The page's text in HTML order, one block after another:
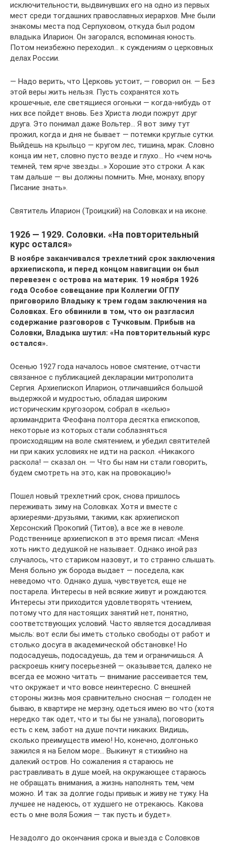
исключительности, выдвинувших его на одно из первых
мест среди тогдашних православных иерархов. Мне были
знакомы места под Серпуховом, откуда был родом
владыка Иларион. Он загорался, вспоминая юность.
Потом неизбежно переходил… к суждениям о церковных
делах России.
— Надо верить, что Церковь устоит, — говорил он. — Без
этой веры жить нельзя. Пусть сохранятся хоть
крошечные, еле светящиеся огоньки — когда-нибудь от
них все пойдет вновь. Без Христа люди пожрут друг
друга. Это понимал даже Вольтер… Я вот зиму тут
прожил, когда и дня не бывает — потемки круглые сутки.
Выйдешь на крыльцо — кругом лес, тишина, мрак. Словно
конца им нет, словно пусто везде и глухо… Но «чем ночь
темней, тем ярче звезды…» Хорошие это строки. А как
там дальше — вы должны помнить. Мне, монаху, впору
Писание знать».
Святитель Иларион (Троицкий) на Соловках и на иконе.
1926 — 1929. Cоловки. «На повторительный
курс остался»
В ноябре заканчивался трехлетний срок заключения
архиепископа, и перед концом навигации он был
перевезен с острова на материк. 19 ноября 1926
года Особое совещание при Коллегии ОГПУ
приговорило Владыку к трем годам заключения на
Соловках. Его обвинили в том, что он разгласил
содержание разговоров с Тучковым. Прибыв на
Соловки, Владыка шутил: «На повторительный курс
остался».
Осенью 1927 года началось новое смятение, отчасти
связанное с публикацией декларации митрополита
Сергия. Архиепископ Иларион, отличавшийся большой
выдержкой и мудростью, обладая широким
историческим кругозором, собрал в «келью»
архимандрита Феофана полтора десятка епископов,
некоторые из которых стали соблазняться
происходящим на воле смятением, и убедил святителей
ни при каких условиях не идти на раскол. «Никакого
раскола! — сказал он. — Что бы нам ни стали говорить,
будем смотреть на это, как на провокацию!»
Пошел новый трехлетний срок, снова пришлось
переживать зиму на Соловках. Хотя и вместе с
архиереями-друзьями, такими, как архиепископ
Херсонский Прокопий (Титов), а все же в неволе.
Родственнице архиепископ в это время писал: «Меня
хоть никто дедушкой не называет. Однако иной раз
случалось, что стариком назовут, и то странно слышать.
Меня больно уж борода выдает — поседела, как
неведомо что. Однако душа, чувствуется, еще не
постарела. Интересы в ней всякие живут и рождаются.
Интересы эти приходится удовлетворять чтением,
потому что для настоящих занятий нет, понятно,
соответствующих условий. Часто является досадливая
мысль: вот если бы иметь столько свободы от работ и
столько досуга в академической обстановке! Но
подосадуешь, подосадуешь, да тем и ограничишься. А
раскроешь книгу посерьезней — оказывается, далеко не
всегда ее можно читать — внимание рассеивается тем,
что окружает и что вовсе неинтересно. С внешней
стороны жизнь моя сравнительно сносная — голоден не
бываю, в квартире не мерзну, одеться имею во что (хотя
нередко так одет, что и ты бы не узнала), поговорить
есть с кем, забот на душе почти никаких. Видишь,
сколько преимуществ имею! Но, конечно, долгонько
зажился я на Белом море… Выкинут я стихийно на
далекий остров. Но сожаления я стараюсь не
растравливать в душе моей, на окружающее стараюсь
не обращать внимания, а жизнь наполнять тем, чем
можно. И так за долгие годы привык и живу не тужу. На
лучшее не надеюсь, от худшего не отрекаюсь. Какова
есть о мне воля Божия — так пусть и будет».
Незадолго до окончания срока и выезда с Соловков